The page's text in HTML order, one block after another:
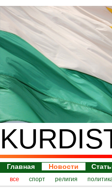
Главная Новости
все спорт религия